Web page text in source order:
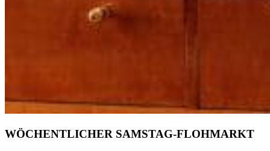
WÖCHENTLICHER SAMSTAG-FLOHMARKT